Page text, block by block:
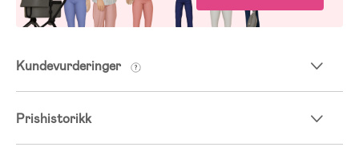
Kundevurderinger
Prishistorikk